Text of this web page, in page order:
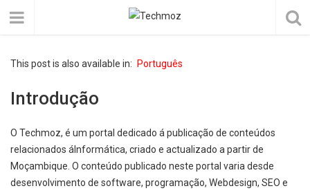
This post is also available in: Português
Introdução
O Techmoz, é um portal dedicado á publicação de conteúdos
relacionados áInformática, criado e actualizado a partir de
Moçambique. O conteúdo publicado neste portal varia desde
desenvolvimento de software, programação, Webdesign, SEO e